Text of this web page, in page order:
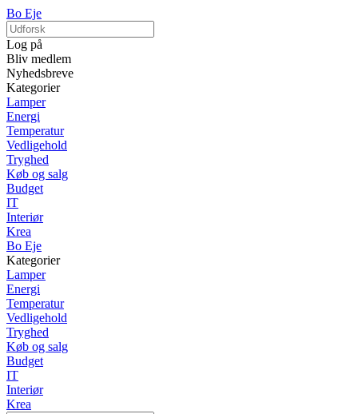
Bo Eje
Log på
Bliv medlem
Nyhedsbreve
Kategorier
Lamper
Energi
Temperatur
Vedligehold
Tryghed
Køb og salg
Budget
IT
Interiør
Krea
Bo Eje
Kategorier
Lamper
Energi
Temperatur
Vedligehold
Tryghed
Køb og salg
Budget
IT
Interiør
Krea